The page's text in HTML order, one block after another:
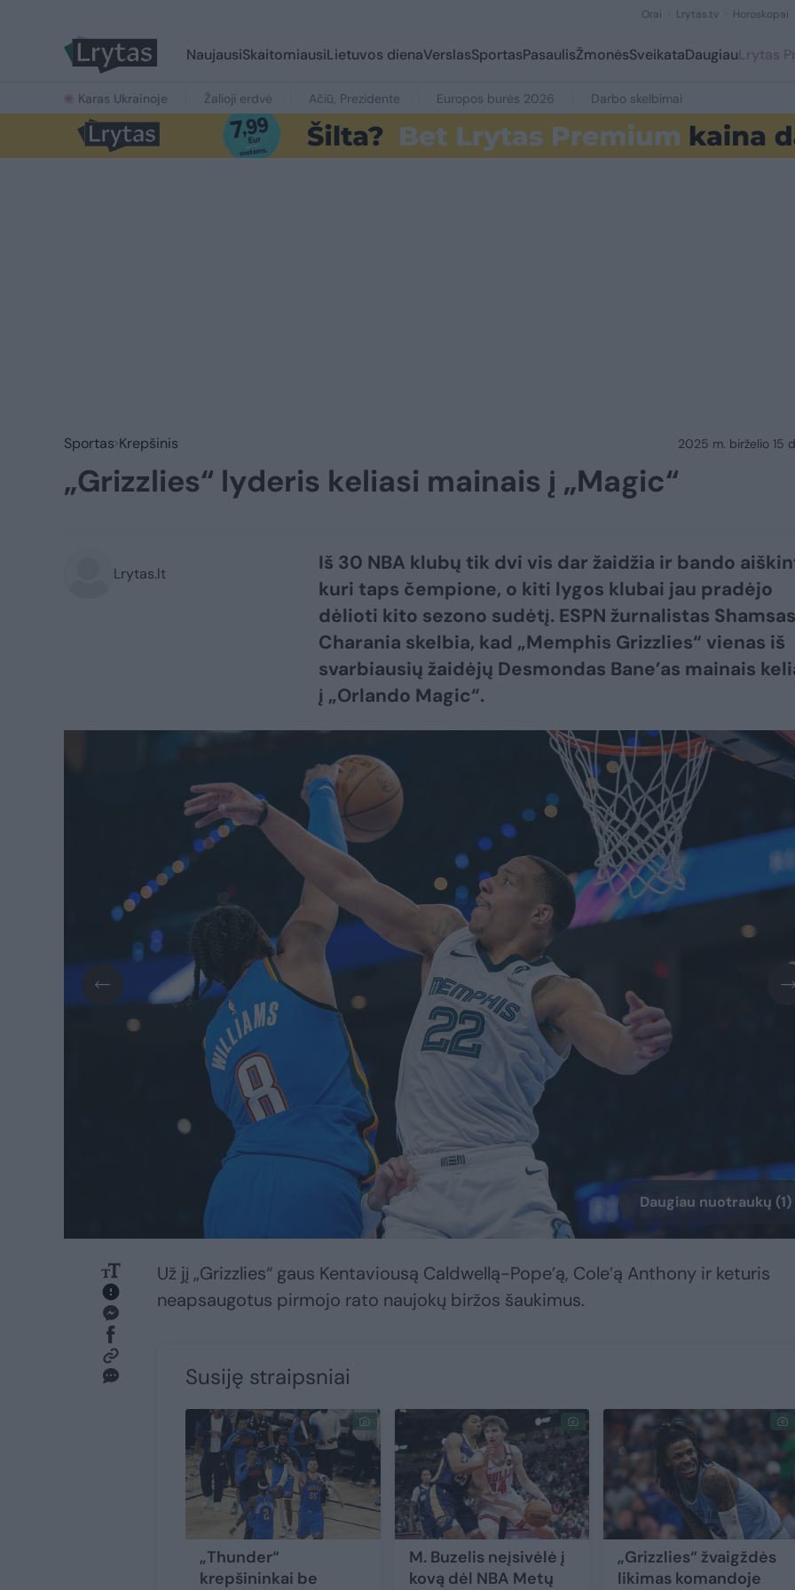
Orai Lrytas.tv Horoskopai
NaujausiSkaitomiausiLietuvos dienaVerslasSportasPasaulisŽmonėsSveikataDaugiauLrytas
Karas Ukrainoje Žalioji erdvė Ačiū, Prezidente Europos burės 2026 Darbo skelbimai
Sportas Krepšinis 2025 m. birželio 15
„Grizzlies“ lyderis keliasi mainais į „Magic“
Lrytas.lt
Iš 30 NBA klubų tik dvi vis dar žaidžia ir bando
kuri taps čempione, o kiti lygos klubai jau pradėjo
dėlioti kito sezono sudėtį. ESPN žurnalistas Shamsas
Charania skelbia, kad „Memphis Grizzlies“ vienas iš
svarbiausių žaidėjų Desmondas Bane’as mainais
į „Orlando Magic“.
Daugiau nuotraukų (1)
Už jį „Grizzlies“ gaus Kentaviousą Caldwellą-Pope’ą, Cole’ą Anthony ir keturis
neapsaugotus pirmojo rato naujokų biržos šaukimus.
Susiję straipsniai
„Thunder“
krepšininkai be
M. Buzelis neįsivėlė į
kovą dėl NBA Metų
„Grizzlies“ žvaigždės
likimas komandoje